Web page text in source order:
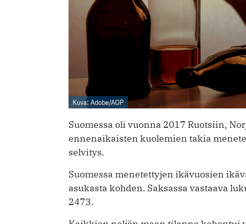
Kuva: Adobe/AOP
Suomessa oli vuonna 2017 Ruotsiin,
ennenaikaisten kuolemien takia
selvitys.
Suomessa menetettyjen ikävuosien
asukasta kohden. Saksassa vastaava
2473.